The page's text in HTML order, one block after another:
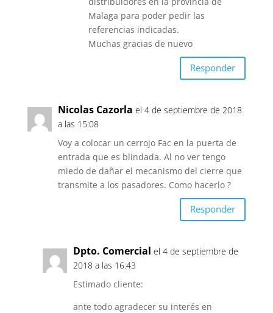
Malaga para poder pedir las
referencias indicadas.
Muchas gracias de nuevo
Responder
Nicolas Cazorla el 4 de septiembre de 2018
a las 15:08
Voy a colocar un cerrojo Fac en la puerta de
entrada que es blindada. Al no ver tengo
miedo de dañar el mecanismo del cierre que
transmite a los pasadores. Como hacerlo ?
Responder
Dpto. Comercial el 4 de septiembre de
2018 a las 16:43
Estimado cliente:
ante todo agradecer su interés en